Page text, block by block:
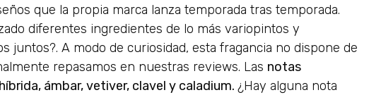
que la propia marca lanza temporada tras temporada.
diferentes ingredientes de lo más variopintos y
juntos?. A modo de curiosidad, esta fragancia no dispone de
repasamos en nuestras reviews. Las notas
ámbar, vetiver, clavel y caladium. ¿Hay alguna nota